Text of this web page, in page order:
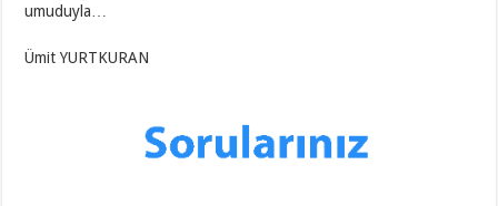
umuduyla…
Ümit YURTKURAN